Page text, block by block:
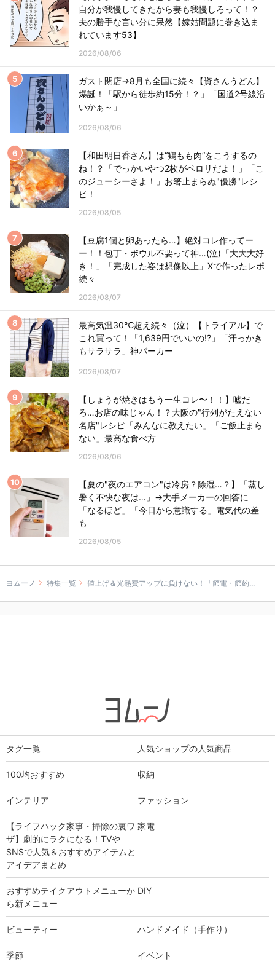
自分が我慢してきたから妻も我慢しろって！？
夫の勝手な言い分に呆然【嫁姑問題に巻き込ま
れています53】
2026/08/06
ガスト閉店→8月も全国に続々【資さんうどん】
爆誕！「駅から徒歩約15分！？」「国道2号線沿
いかぁ～」
2026/08/06
【和田明日香さん】は“鶏もも肉”をこうするの
ね！？「でっかいやつ2枚がペロリだよ！」「こ
のジューシーさよ！」お箸止まらぬ"優勝"レシ
ピ！
2026/08/05
【豆腐1個と卵あったら…】絶対コレ作ってー
ー！！包丁・ボウル不要って神…(泣)「大大大好
き！」「完成した姿は想像以上」Xで作ったレポ
続々
2026/08/07
最高気温30℃超え続々（泣）【トライアル】で
これ買って！「1,639円でいいの!?」「汗っかき
もサラサラ」神パーカー
2026/08/07
【しょうが焼きはもう一生コレ〜！！】嘘だ
ろ…お店の味じゃん！？大阪の"行列がたえない
名店"レシピ「みんなに教えたい」「ご飯止まら
ない」最高な食べ方
2026/08/06
【夏の"夜のエアコン"は冷房？除湿…？】「蒸し
暑く不快な夜は…」→大手メーカーの回答に
「なるほど」「今日から意識する」電気代の差
も
2026/08/05
ヨムーノ 特集一覧 値上げ＆光熱費アップに負けない！「節電・節約...
タグ一覧 人気ショップの人気商品
100均おすすめ 収納
インテリア ファッション
【ライフハック家事・掃除の裏ワ
ザ】劇的にラクになる！TVや
SNSで人気＆おすすめアイテムと
アイデアまとめ
家電
おすすめテイクアウトメニューか
ら新メニュー
DIY
ビューティー ハンドメイド（手作り）
季節 イベント